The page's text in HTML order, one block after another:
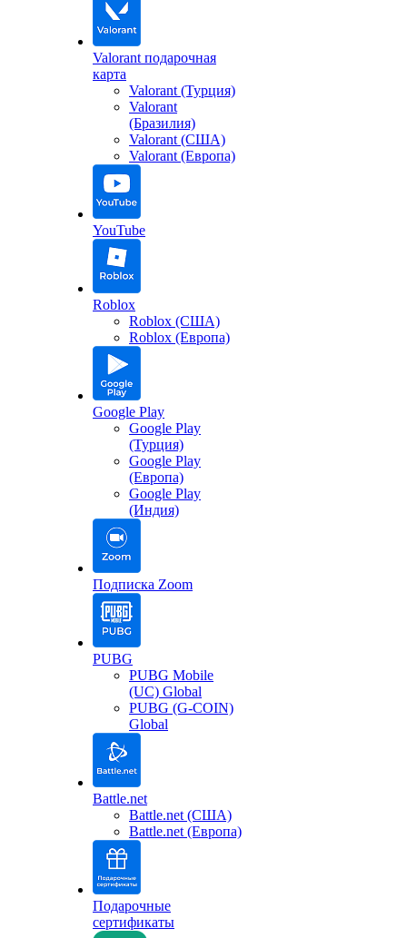
Valorant подарочная
карта
Valorant (Турция)
Valorant
(Бразилия)
Valorant (США)
Valorant (Европа)
YouTube
Roblox
Roblox (США)
Roblox (Европа)
Google Play
Google Play
(Турция)
Google Play
(Европа)
Google Play
(Индия)
Подписка Zoom
PUBG
PUBG Mobile
(UC) Global
PUBG (G-COIN)
Global
Battle.net
Battle.net (США)
Battle.net (Европа)
Подарочные
сертификаты